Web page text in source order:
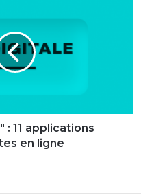
: 11 applications
en ligne